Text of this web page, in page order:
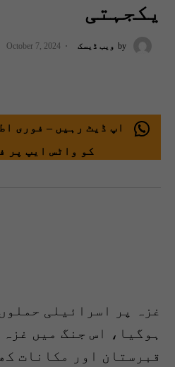
یکجہتی
by ویب ڈیسک October 7, 2024
اپ ڈیٹ رہیں – فوری
کو واٹس ایپ پر
غزہ پر اسرائیلی
ہوگیا، اس جنگ میں
قبرستان اور مکانات